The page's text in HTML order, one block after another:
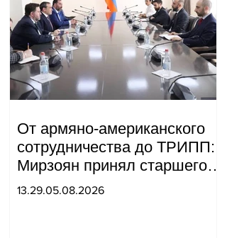
От армяно-американского
сотрудничества до ТРИПП:
Мирзоян принял старшего
советника специального
13.29.05.08.2026